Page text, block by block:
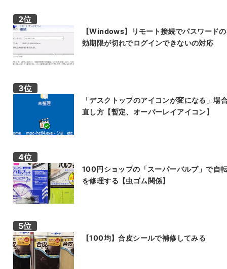
【Windows】リモート接続でパスワード
効期限が切れでログインできないの対応
「デスクトップのアイコンが変になる」場
直し方【暫定、オーバーレイアイコン】
100円ショップの「スーパーバルブ」で自
を修理する【虫ゴム関係】
【100均】合皮シールで補修してみる